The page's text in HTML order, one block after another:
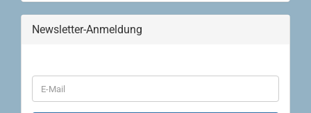
Newsletter-Anmeldung
WEITER
ZUR
E-
Mail